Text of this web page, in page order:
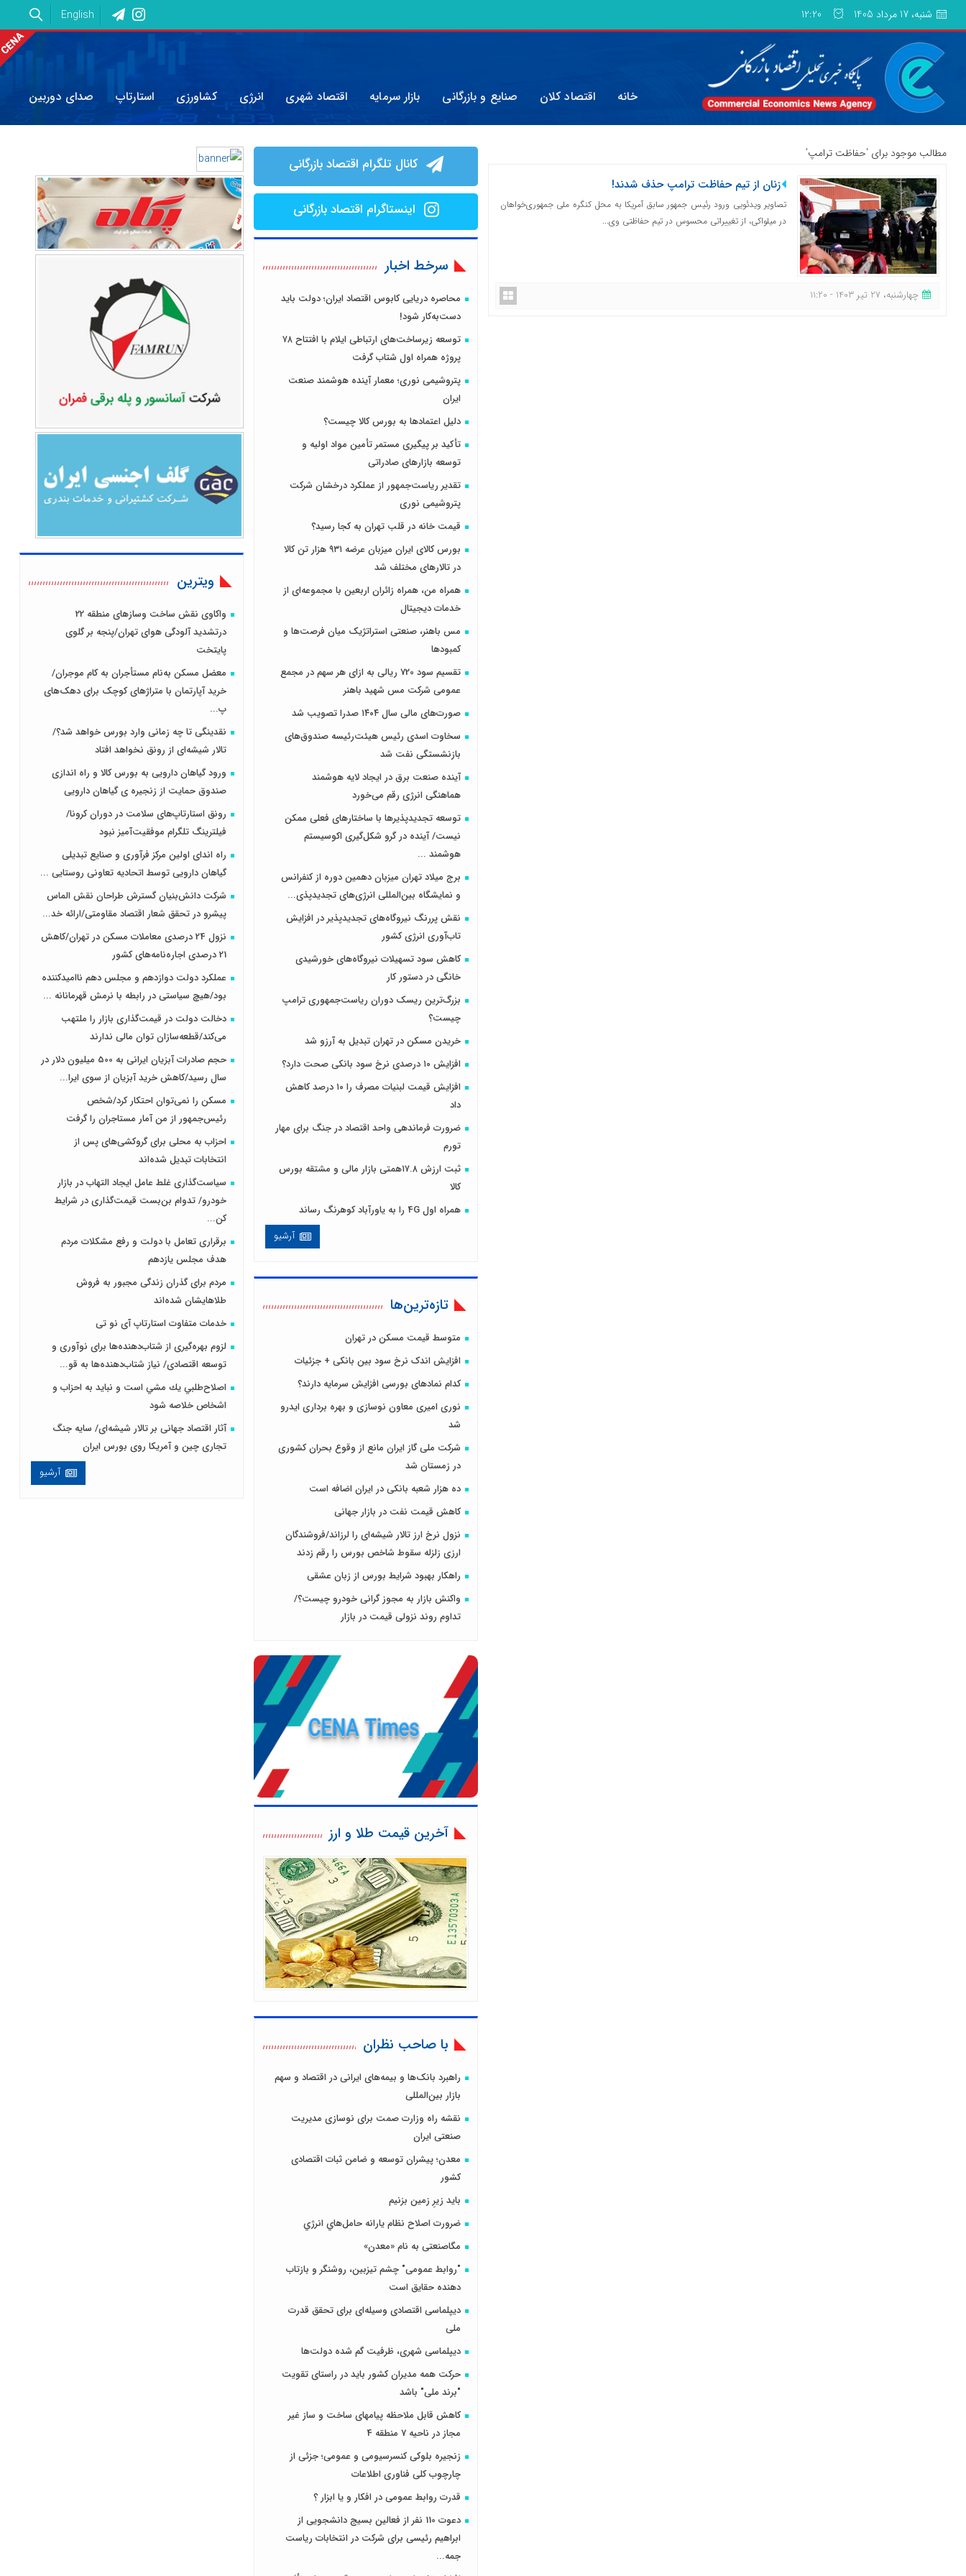
شنبه، 17 مرداد 1405 12:20
English
خانه اقتصاد کلان صنایع و بازرگانی بازار سرمایه اقتصاد شهری انرژی کشاورزی استارتاپ صدای دوربین
مطالب موجود برای 'حفاظت ترامپ'
زنان از تیم حفاظت ترامپ حذف شدند!
تصاویر ویدئویی ورود رئیس جمهور سابق آمریکا به محل کنگره ملی جمهوری‌خواهان
در میلواکی، از تغییراتی محسوس در تیم حفاظتی وی...
چهارشنبه، 27 تیر 1403 - 11:20
کانال تلگرام اقتصاد بازرگانی
اینستاگرام اقتصاد بازرگانی
سرخط اخبار
محاصره دریایی کابوس اقتصاد ایران؛ دولت باید
دست‌به‌کار شود!
توسعه زیرساخت‌های ارتباطی ایلام با افتتاح ۷۸
پروژه همراه اول شتاب گرفت
پتروشیمی نوری؛ معمار آینده هوشمند صنعت
ایران
دلیل اعتمادها به بورس کالا چیست؟
تأکید بر پیگیری مستمر تأمین مواد اولیه و
توسعه بازارهای صادراتی
تقدیر ریاست‌جمهور از عملکرد درخشان شرکت
پتروشیمی نوری
قیمت خانه در قلب تهران به کجا رسید؟
بورس کالای ایران میزبان عرضه ۹۳۱ هزار تن کالا
در تالارهای مختلف شد
همراه من، همراه زائران اربعین با مجموعه‌ای از
خدمات دیجیتال
مس باهنر، صنعتی استراتژیک میان فرصت‌ها و
کمبودها
تقسیم سود 720 ریالی به ازای هر سهم در مجمع
عمومی شرکت مس شهید باهنر
صورت‌های مالی سال ۱۴۰۴ صدرا تصویب شد
سخاوت اسدی رئیس هیئت‌رئیسه صندوق‌های
بازنشستگی نفت شد
آینده صنعت برق در ایجاد لایه هوشمند
هماهنگی انرژی رقم می‌خورد
توسعه تجدیدپذیرها با ساختارهای فعلی ممکن
نیست/ آینده در گرو شکل‌گیری اکوسیستم
هوشمند ...
برج میلاد تهران میزبان دهمین دوره از کنفرانس
و نمایشگاه بین‌المللی انرژی‌های تجدیدپذی...
نقش پررنگ نیروگاه‌های تجدیدپذیر در افزایش
تاب‌آوری انرژی کشور
کاهش سود تسهیلات نیروگاه‌های خورشیدی
خانگی در دستور کار
بزرگ‌ترین ریسک دوران ریاست‌جمهوری ترامپ
چیست؟
خریدن مسکن در تهران تبدیل به آرزو شد
افزایش ۱۰ درصدی نرخ سود بانکی صحت دارد؟
افزایش قیمت لبنیات مصرف را ۱۰ درصد کاهش
داد
ضرورت فرماندهی واحد اقتصاد در جنگ برای مهار
تورم
ثبت ارزش ۱۷.۸همتی بازار مالی و مشتقه بورس
کالا
همراه اول 4G را به یاورآباد کوهرنگ رساند
آرشیو
تازه‌ترین‌ها
متوسط قیمت مسکن در تهران
افزایش اندک نرخ سود بین بانکی + جزئیات
کدام نمادهای بورسی افزایش سرمایه دارند؟
نوری امیری معاون نوسازی و بهره برداری ایدرو
شد
شرکت ملی گاز ایران مانع از وقوع بحران کشوری
در زمستان شد
ده هزار شعبه بانکی در ایران اضافه است
کاهش قیمت نفت در بازار جهانی
نزول نرخ ارز تالار شیشه‌ای را لرزاند/فروشندگان
ارزی زلزله سقوط شاخص بورس را رقم زدند
راهکار بهبود شرایط بورس از زبان عشقی
واکنش بازار به مجوز گرانی خودرو چیست؟/
تداوم روند نزولی قیمت در بازار
آخرین قیمت طلا و ارز
با صاحب نظران
راهبرد بانک‌ها و بیمه‌های ایرانی در اقتصاد و سهم
بازار بین‌المللی
نقشه راه وزارت صمت برای نوسازی مدیریت
صنعتی ایران
معدن؛ پیشران توسعه و ضامن ثبات اقتصادی
کشور
باید زیرِ زمین بزنیم
ضرورت اصلاح نظام يارانه حامل‌هاي انرژي
مگاصنعتی به نام «معدن»
"روابط عمومی" چشم تیزبین، روشنگر و بازتاب
دهنده حقایق است
دیپلماسی اقتصادی وسیله‌ای برای تحقق قدرت
ملی
دیپلماسی شهری، ظرفیت گم شده دولت‌ها
حرکت همه مدیران کشور باید در راستای تقویت
"برند ملی" باشد
کاهش قابل ملاحظه پیامهای ساخت و ساز غیر
مجاز در ناحیه 7 منطقه 4
زنجیره بلوکی کنسرسیومی و عمومی؛ جزئی از
چارچوب کلی فناوری اطلاعات
قدرت روابط عمومی در افکار و یا ابزار ؟
دعوت 110 نفر از فعالین بسیج دانشجویی از
ابراهیم رئیسی برای شرکت در انتخابات ریاست
جمه...
ویترین
واکاوی نقش ساخت وسازهای منطقه 22
درتشدید آلودگی هوای تهران/پنجه بر گلوی
پایتخت
معضل مسکن به‌نام مستأجران به کام موجران/
خرید آپارتمان با متراژهای کوچک برای دهک‌های
پ...
نقدینگی تا چه زمانی وارد بورس خواهد شد؟/
تالار شیشه‌ای از رونق نخواهد افتاد
ورود گیاهان دارویی به بورس کالا و راه اندازی
صندوق حمایت از زنجیره ی گیاهان دارویی
رونق استارتاپ‌های سلامت در دوران کرونا/
فیلترینگ تلگرام موفقیت‌آمیز نبود
راه اندای اولین مرکز فرآوری و صنایع تبدیلی
گیاهان دارویی توسط اتحادیه تعاونی روستایی ...
شرکت دانش‌بنیان گسترش طراحان‌‌ ‌نقش‌ الماس
پیشرو در تحقق شعار اقتصاد مقاومتی/ارائه خد...
نزول 24 درصدی معاملات مسکن در تهران/کاهش
21 درصدی اجاره‌نامه‌های کشور
عملکرد دولت دوازدهم و مجلس دهم ناامیدکننده
بود/هیچ سیاستی در رابطه با نرمش قهرمانانه ...
دخالت دولت در قیمت‌گذاری بازار را ملتهب
می‌کند/قطعه‌سازان توان مالی ندارند
حجم صادرات آبزیان ایرانی به 500 میلیون دلار در
سال رسید/کاهش خرید آبزیان از سوی ایرا...
مسکن را نمی‌توان احتکار کرد/شخص
رئیس‌جمهور از من آمار مستاجران را گرفت
احزاب به محلی برای گروکشی‌های پس از
انتخابات تبدیل شده‌اند
سیاست‌گذاری غلط عامل ایجاد التهاب در بازار
خودرو/ تدوام بن‌بست قیمت‌گذاری در شرایط
کن...
برقراری تعامل با دولت و رفع مشکلات مردم
هدف مجلس‌ یازدهم
مردم برای گذران زندگی مجبور به فروش
طلاهایشان شده‌اند
خدمات متفاوت استارتاپ آی نو تی
لزوم بهره‌گیری از شتاب‌دهنده‌ها برای نوآوری و
توسعه اقتصادی/ نیاز شتاب‌دهنده‌ها به قو...
اصلاح‌طلبي يك مشي است و نبايد به احزاب و
اشخاص خلاصه شود
آثار اقتصاد جهانی بر تالار شیشه‌ای/ سایه جنگ
تجاری چین و آمریکا روی بورس ایران
آرشیو